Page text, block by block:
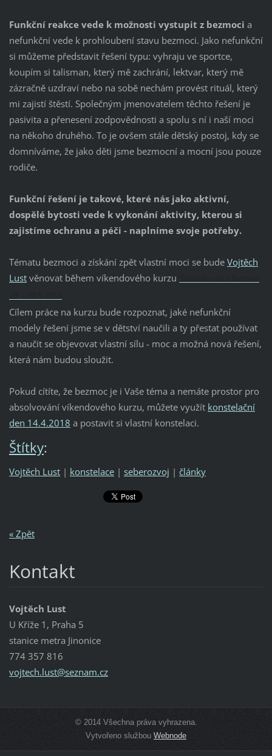
Funkční reakce vede k možnosti vystupit z bezmoci a
nefunkční vede k prohloubení stavu bezmoci. Jako nefunkční
si můžeme představit řešení typu: vyhraju ve sportce,
koupím si talisman, který mě zachrání, lektvar, který mě
zázračně uzdraví nebo na sobě nechám provést rituál, který
mi zajistí štěstí. Společným jmenovatelem těchto řešení je
pasivita a přenesení zodpovědnosti a spolu s ní i naší moci
na někoho druhého. To je ovšem stále dětský postoj, kdy se
domníváme, že jako děti jsme bezmocní a mocní jsou pouze
rodiče.
Funkční řešení je takové, které nás jako aktivní,
dospělé bytosti vede k vykonání aktivity, kterou si
zajistíme ochranu a péči - naplníme svoje potřeby.
Tématu bezmoci a získání zpět vlastní moci se bude Vojtěch
Lustvěnovat během víkendového kurzu
Cílem práce na kurzu bude rozpoznat, jaké nefunkční
modely řešení jsme se v dětství naučili a ty přestat používat
a naučit se objevovat vlastní sílu - moc a možná nová řešení,
která nám budou sloužit.
Pokud cítíte, že bezmoc je i Vaše téma a nemáte prostor pro
absolvování víkendového kurzu, můžete využít konstelační
den 14.4.2018 a postavit si vlastní konstelaci.
Štítky:
Vojtěch Lust | konstelace | seberozvoj | články
« Zpět
Kontakt
Vojtěch Lust
U Kříže 1, Praha 5
stanice metra Jinonice
774 357 816
vojtech.lust@seznam.cz
© 2014 Všechna práva vyhrazena.
Vytvořeno službouWebnode